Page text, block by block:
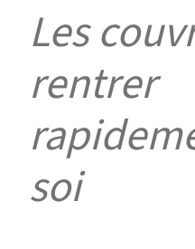
Les
rentrer
soi